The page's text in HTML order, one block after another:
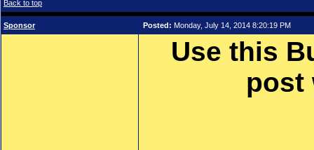
Back to top
Sponsor Posted: Monday, July 14, 2014 8:20:19 PM
Use this